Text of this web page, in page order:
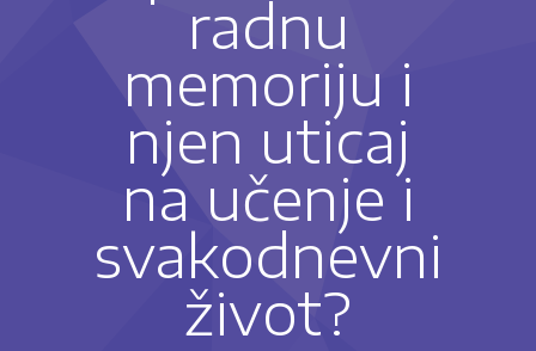
---- Program za razvoj sposobnosti pisanja i
rukopisa (IET-P®)
---- Program usvajanja čitanja (IET-Č®)
---- Program usvajanja matematičkih sposobnosti
(IET-M®)
Metode rada
-- Stimulacija razvoja deteta
-- Defektološki tretman
radnu
memoriju i
njen uticaj
na učenje i
svakodnevni
život?